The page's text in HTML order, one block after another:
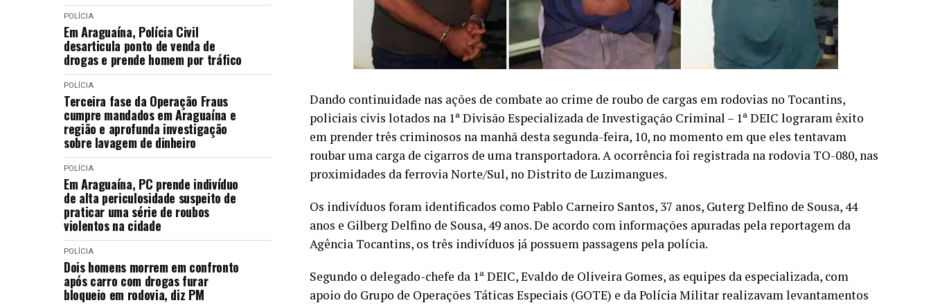
POLÍCIA
Em Araguaína, Polícia Civil
desarticula ponto de venda de
drogas e prende homem por tráfico
POLÍCIA
Terceira fase da Operação Fraus
cumpre mandados em Araguaína e
região e aprofunda investigação
sobre lavagem de dinheiro
POLÍCIA
Em Araguaína, PC prende indivíduo
de alta periculosidade suspeito de
praticar uma série de roubos
violentos na cidade
POLÍCIA
Dois homens morrem em confronto
após carro com drogas furar
bloqueio em rodovia, diz PM
Dando continuidade nas ações de combate ao crime de roubo de cargas em rodovias no Tocantins,
policiais civis lotados na 1ª Divisão Especializada de Investigação Criminal – 1ª DEIC lograram êxito
em prender três criminosos na manhã desta segunda-feira, 10, no momento em que eles tentavam
roubar uma carga de cigarros de uma transportadora. A ocorrência foi registrada na rodovia TO-080, nas
proximidades da ferrovia Norte/Sul, no Distrito de Luzimangues.
Os indivíduos foram identificados como Pablo Carneiro Santos, 37 anos, Guterg Delfino de Sousa, 44
anos e Gilberg Delfino de Sousa, 49 anos. De acordo com informações apuradas pela reportagem da
Agência Tocantins, os três indivíduos já possuem passagens pela polícia.
Segundo o delegado-chefe da 1ª DEIC, Evaldo de Oliveira Gomes, as equipes da especializada, com
apoio do Grupo de Operações Táticas Especiais (GOTE) e da Polícia Militar realizavam levantamentos